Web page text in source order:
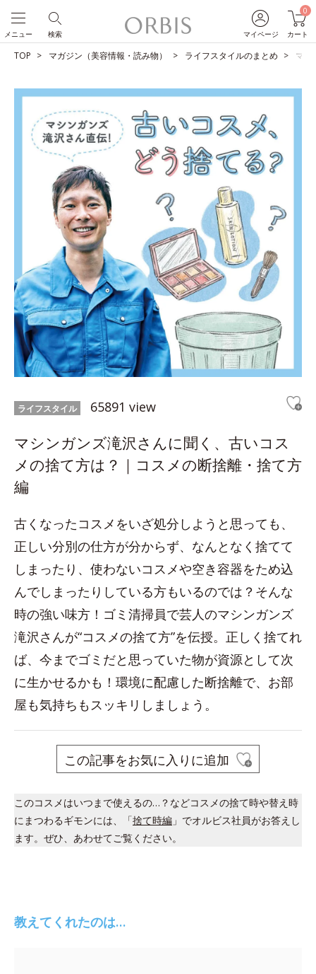
マイページ
0
カート
検索
メニュー
TOP マガジン（美容情報・読み物） ライフスタイルのまとめ マシ
ライフスタイル 65891 view
マシンガンズ滝沢さんに聞く、古いコス
メの捨て方は？｜コスメの断捨離・捨て方
編
古くなったコスメをいざ処分しようと思っても、
正しい分別の仕方が分からず、なんとなく捨てて
しまったり、使わないコスメや空き容器をため込
んでしまったりしている方もいるのでは？そんな
時の強い味方！ゴミ清掃員で芸人のマシンガンズ
滝沢さんが“コスメの捨て方”を伝授。正しく捨てれ
ば、今までゴミだと思っていた物が資源として次
に生かせるかも！環境に配慮した断捨離で、お部
屋も気持ちもスッキリしましょう。
この記事をお気に入りに追加
このコスメはいつまで使えるの…？などコスメの捨て時や替え時
にまつわるギモンには、「捨て時編 」でオルビス社員がお答えし
ます。ぜひ、あわせてご覧ください。
教えてくれたのは…